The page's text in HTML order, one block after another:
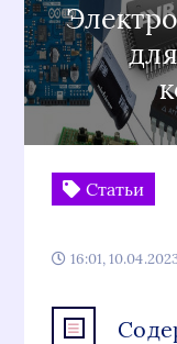
Статьи
16:01,